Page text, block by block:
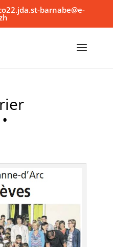
barnabe@e-